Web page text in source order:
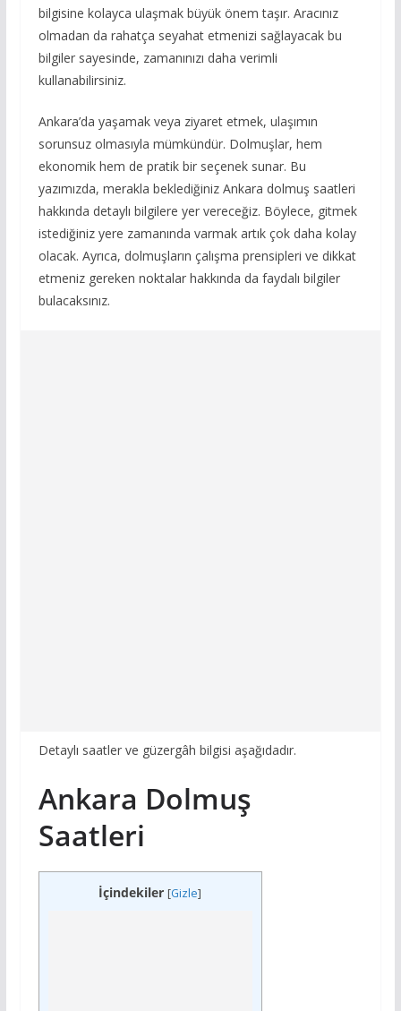
bilgisine kolayca ulaşmak büyük önem taşır. Aracınız
olmadan da rahatça seyahat etmenizi sağlayacak bu
bilgiler sayesinde, zamanınızı daha verimli
kullanabilirsiniz.
Ankara’da yaşamak veya ziyaret etmek, ulaşımın
sorunsuz olmasıyla mümkündür. Dolmuşlar, hem
ekonomik hem de pratik bir seçenek sunar. Bu
yazımızda, merakla beklediğiniz Ankara dolmuş saatleri
hakkında detaylı bilgilere yer vereceğiz. Böylece, gitmek
istediğiniz yere zamanında varmak artık çok daha kolay
olacak. Ayrıca, dolmuşların çalışma prensipleri ve dikkat
etmeniz gereken noktalar hakkında da faydalı bilgiler
bulacaksınız.
Detaylı saatler ve güzergâh bilgisi aşağıdadır.
Ankara Dolmuş
Saatleri
İçindekiler [Gizle]